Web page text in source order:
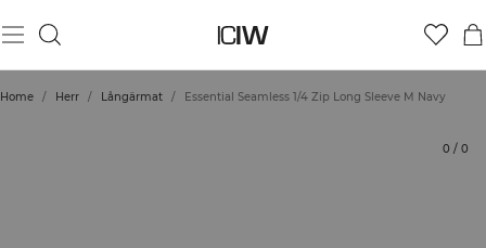
Home / Herr / Långärmat / Essential Seamless 1/4 Zip Long Sleeve M Navy
0 / 0